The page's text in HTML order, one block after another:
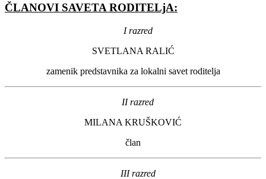
ČLANOVI SAVETA RODITELjA:
I razred
SVETLANA RALIĆ
zamenik predstavnika za lokalni savet roditelja
II razred
MILANA KRUŠKOVIĆ
član
III razred